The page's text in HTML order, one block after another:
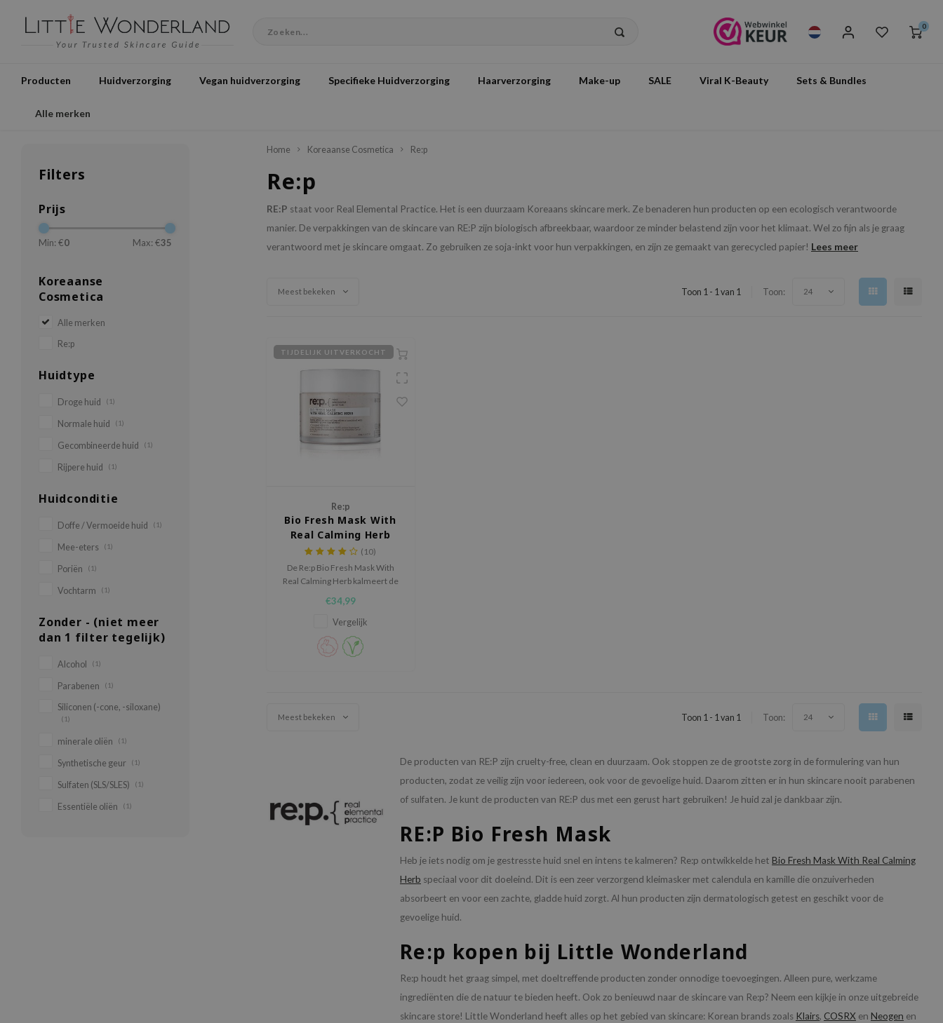
0
Producten Huidverzorging Vegan huidverzorging Specifieke Huidverzorging Haarverzorging Make-up SALE Viral K-Beauty Sets & Bundles
Alle merken
Filters
Prijs
Min: €0 Max: €35
Koreaanse
Cosmetica
Alle merken
Re:p
Huidtype
Droge huid (1)
Normale huid (1)
Gecombineerde huid (1)
Rijpere huid (1)
Huidconditie
Doffe / Vermoeide huid (1)
Mee-eters (1)
Poriën (1)
Vochtarm (1)
Zonder - (niet meer
dan 1 filter tegelijk)
Alcohol (1)
Parabenen (1)
Siliconen (-cone, -siloxane)
(1)
minerale oliën (1)
Synthetische geur (1)
Sulfaten (SLS/SLES) (1)
Essentiële oliën (1)
Home Koreaanse Cosmetica Re:p
Re:p
RE:P staat voor Real Elemental Practice. Het is een duurzaam Koreaans skincare merk. Ze benaderen hun producten op een ecologisch verantwoorde
manier. De verpakkingen van de skincare van RE:P zijn biologisch afbreekbaar, waardoor ze minder belastend zijn voor het klimaat. Wel zo fijn als je graag
verantwoord met je skincare omgaat. Zo gebruiken ze soja-inkt voor hun verpakkingen, en zijn ze gemaakt van gerecycled papier! Lees meer
Meest bekeken Toon 1 - 1 van 1 Toon: 24
TIJDELIJK UITVERKOCHT
Re:p
Bio Fresh Mask With
Real Calming Herb
(10)
De Re:p Bio Fresh Mask With
Real Calming Herb kalmeert de
en vermindert roodheid en
ontstekingen.
€34,99
Vergelijk
Meest bekeken Toon 1 - 1 van 1 Toon: 24
De producten van RE:P zijn cruelty-free, clean en duurzaam. Ook stoppen ze de grootste zorg in de formulering van hun
producten, zodat ze veilig zijn voor iedereen, ook voor de gevoelige huid. Daarom zitten er in hun skincare nooit parabenen
of sulfaten. Je kunt de producten van RE:P dus met een gerust hart gebruiken! Je huid zal je dankbaar zijn.
RE:P Bio Fresh Mask
Heb je iets nodig om je gestresste huid snel en intens te kalmeren? Re:p ontwikkelde het Bio Fresh Mask With Real Calming
Herb speciaal voor dit doeleind. Dit is een zeer verzorgend kleimasker met calendula en kamille die onzuiverheden
absorbeert en voor een zachte, gladde huid zorgt. Al hun producten zijn dermatologisch getest en geschikt voor de
gevoelige huid.
Re:p kopen bij Little Wonderland
Re:p houdt het graag simpel, met doeltreffende producten zonder onnodige toevoegingen. Alleen pure, werkzame
ingrediënten die de natuur te bieden heeft. Ook zo benieuwd naar de skincare van Re:p? Neem een kijkje in onze uitgebreide
skincare store! Little Wonderland heeft alles op het gebied van skincare: Korean brands zoals Klairs, COSRX en Neogen en